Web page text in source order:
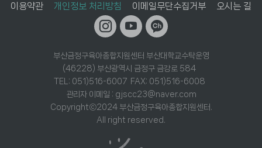
이용약관 개인정보 처리방침 이메일무단수집거부 오시는 길
부산금정구육아종합지원센터 부산대학교수탁운영
(46228) 부산광역시 금정구 금강로 584
TEL: 051)516-6007 FAX: 051)516-6008
관리자 이메일 : gjscc23@naver.com
Copyrightⓒ2024 부산금정구육아종합지원센터.
All right reserved.